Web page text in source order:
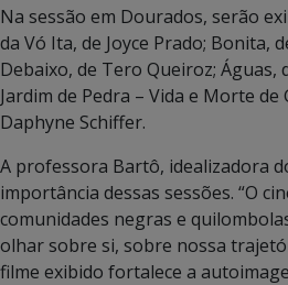
Na sessão em Dourados, serão
da Vó Ita, de Joyce Prado; Bonita,
Debaixo, de Tero Queiroz; Águas,
Jardim de Pedra – Vida e Morte de
Daphyne Schiffer.
A professora Bartô, idealizadora
importância dessas sessões. “O
comunidades negras e
olhar sobre si, sobre nossa
filme exibido fortalece a